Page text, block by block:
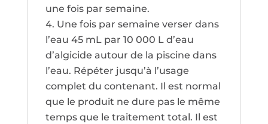
une fois par semaine.
Une fois par semaine verser dans
l’eau 45 mL par 10 000 L d’eau
d’algicide autour de la piscine dans
l’eau. Répéter jusqu’à l’usage
complet du contenant. Il est normal
que le produit ne dure pas le même
temps que le traitement total. Il est